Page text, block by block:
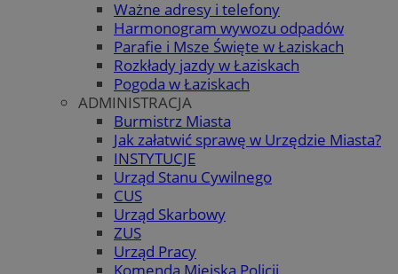
Ważne adresy i telefony
Harmonogram wywozu odpadów
Parafie i Msze Święte w Łaziskach
Rozkłady jazdy w Łaziskach
Pogoda w Łaziskach
ADMINISTRACJA
Burmistrz Miasta
Jak załatwić sprawę w Urzędzie Miasta?
INSTYTUCJE
Urząd Stanu Cywilnego
CUS
Urząd Skarbowy
ZUS
Urząd Pracy